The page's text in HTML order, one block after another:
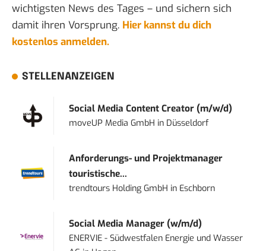
wichtigsten News des Tages – und sichern sich
damit ihren Vorsprung. Hier kannst du dich
kostenlos anmelden.
STELLENANZEIGEN
Social Media Content Creator (m/w/d)
moveUP Media GmbH in Düsseldorf
Anforderungs- und Projektmanager
touristische...
trendtours Holding GmbH in Eschborn
Social Media Manager (w/m/d)
ENERVIE - Südwestfalen Energie und Wasser